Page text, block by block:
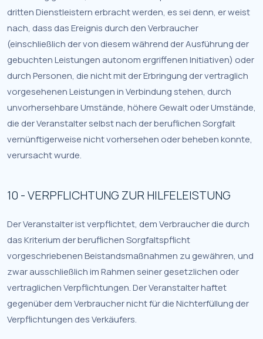
dritten Dienstleistern erbracht werden, es sei denn, er weist
nach, dass das Ereignis durch den Verbraucher
(einschließlich der von diesem während der Ausführung der
gebuchten Leistungen autonom ergriffenen Initiativen) oder
durch Personen, die nicht mit der Erbringung der vertraglich
vorgesehenen Leistungen in Verbindung stehen, durch
unvorhersehbare Umstände, höhere Gewalt oder Umstände,
die der Veranstalter selbst nach der beruflichen Sorgfalt
vernünftigerweise nicht vorhersehen oder beheben konnte,
verursacht wurde.
10 - VERPFLICHTUNG ZUR HILFELEISTUNG
Der Veranstalter ist verpflichtet, dem Verbraucher die durch
das Kriterium der beruflichen Sorgfaltspflicht
vorgeschriebenen Beistandsmaßnahmen zu gewähren, und
zwar ausschließlich im Rahmen seiner gesetzlichen oder
vertraglichen Verpflichtungen. Der Veranstalter haftet
gegenüber dem Verbraucher nicht für die Nichterfüllung der
Verpflichtungen des Verkäufers.